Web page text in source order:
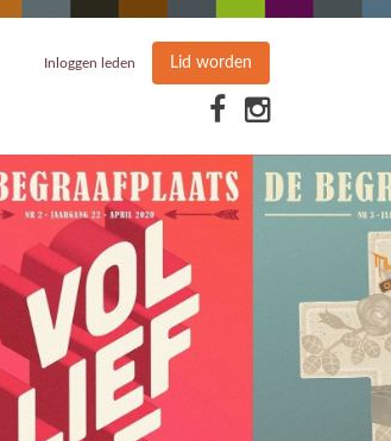
Inloggen leden Lid worden